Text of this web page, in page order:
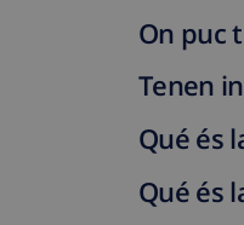
On puc
Tenen
Qué és
Qué és